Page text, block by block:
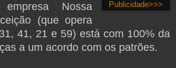
Publicidade>>>
Nossa
(que opera
41, 21 e 59) está com 100% da
a um acordo com os patrões.